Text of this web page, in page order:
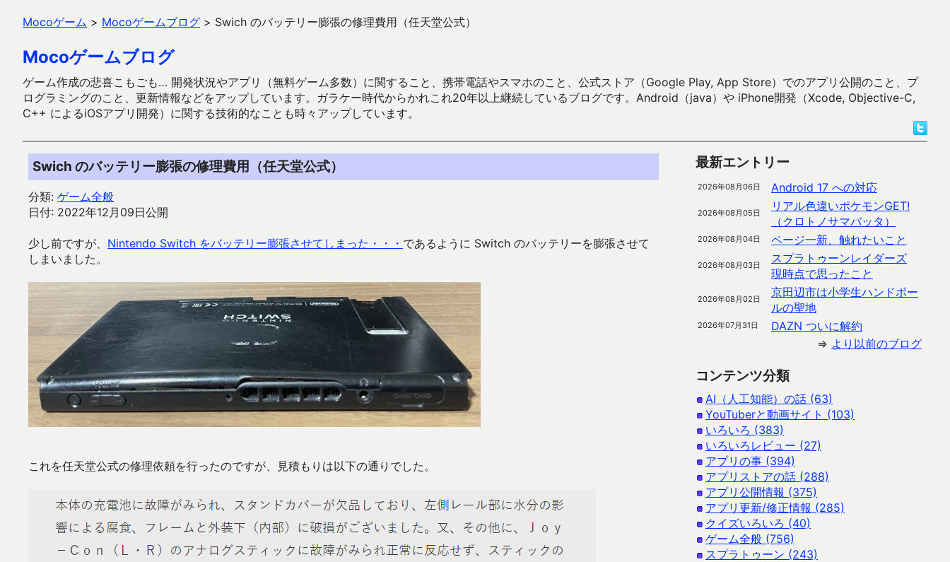
Mocoゲーム > Mocoゲームブログ > Swich のバッテリー膨張の修理費用（任天堂公式）
Mocoゲームブログ
ゲーム作成の悲喜こもごも… 開発状況やアプリ（無料ゲーム多数）に関すること、携帯電話やスマホのこと、公式ストア（Google Play, App Store）でのアプリ公開のこと、プ
ログラミングのこと、更新情報などをアップしています。ガラケー時代からかれこれ20年以上継続しているブログです。Android（java）や iPhone開発（Xcode, Objective-C,
C++ によるiOSアプリ開発）に関する技術的なことも時々アップしています。
Swich のバッテリー膨張の修理費用（任天堂公式）
分類: ゲーム全般
日付: 2022年12月09日公開
少し前ですが、 Nintendo Switch をバッテリー膨張させてしまった・・・ であるように Switch のバッテリーを膨張させて
しまいました。
これを任天堂公式の修理依頼を行ったのですが、見積もりは以下の通りでした。
最新エントリー
2026年08月06日 Android 17 への対応
2026年08月05日
リアル色違いポケモンGET!
（クロトノサマバッタ）
2026年08月04日 ページ一新、触れたいこと
2026年08月03日
スプラトゥーンレイダーズ
現時点で思ったこと
2026年08月02日
京田辺市は小学生ハンドボー
ルの聖地
2026年07月31日
DAZN ついに解約
⇒ より以前のブログ
コンテンツ分類
AI（人工知能）の話 (63)
YouTuberと動画サイト (103)
いろいろ (383)
いろいろレビュー (27)
アプリの事 (394)
アプリストアの話 (288)
アプリ公開情報 (375)
アプリ更新/修正情報 (285)
クイズいろいろ (40)
ゲーム全般 (756)
スプラトゥーン (243)